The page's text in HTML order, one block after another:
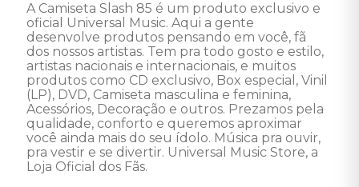
A Camiseta Slash 85 é um produto exclusivo e
oficial Universal Music. Aqui a gente
desenvolve produtos pensando em você, fã
dos nossos artistas. Tem pra todo gosto e estilo,
artistas nacionais e internacionais, e muitos
produtos como CD exclusivo, Box especial, Vinil
(LP), DVD, Camiseta masculina e feminina,
Acessórios, Decoração e outros. Prezamos pela
qualidade, conforto e queremos aproximar
você ainda mais do seu ídolo. Música pra ouvir,
pra vestir e se divertir. Universal Music Store, a
Loja Oficial dos Fãs.